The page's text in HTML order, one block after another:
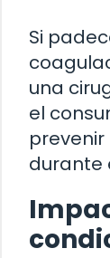
Si
una
el
durante